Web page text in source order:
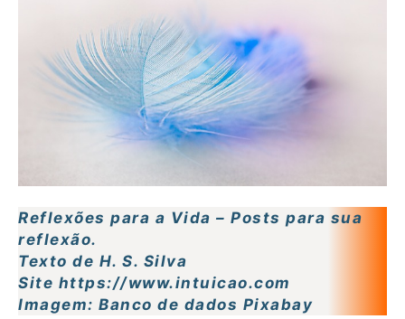
Reflexões para a Vida – Posts para sua
reflexão.
Texto de H. S. Silva
Site https://www.intuicao.com
Imagem: Banco de dados Pixabay